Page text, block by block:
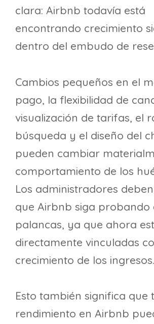
clara: Airbnb todavía está
encontrando crecimiento
dentro del embudo de
Cambios pequeños en el
pago, la flexibilidad de
visualización de tarifas, el
búsqueda y el diseño del
pueden cambiar
comportamiento de los
Los administradores
que Airbnb siga probando
palancas, ya que ahora
directamente vinculadas
crecimiento de los ingresos.
Esto también significa que
rendimiento en Airbnb